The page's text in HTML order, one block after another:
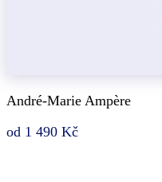
André-Marie Ampère
od 1 490 Kč